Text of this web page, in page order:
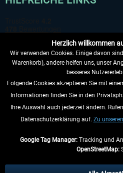
VERTRAG WIDERRUFEN
INFORMATIONEN
Herzlich willkommen
Wir verwenden Cookies. Einige davon
Warenkorb), andere helfen uns, unser
besseres
Folgende Cookies akzeptieren Sie mit
Informationen finden Sie in den
Ihre Auswahl auch jederzeit ändern.
Datenschutzerklärung auf. Zu
Google Tag Manager:Tracking und
OpenStreetMap: